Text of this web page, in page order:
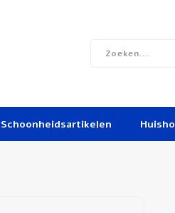
Schoonheidsartikelen